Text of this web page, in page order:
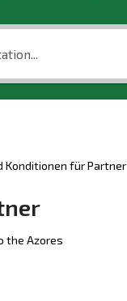
Konditionen für Partner
the Azores